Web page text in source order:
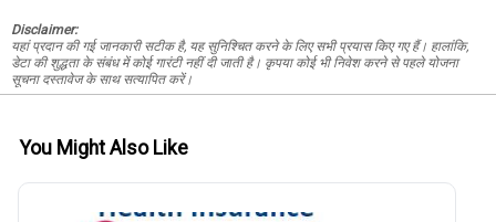
Disclaimer:
यहां प्रदान की गई जानकारी सटीक है, यह सुनिश्चित करने के लिए सभी प्रयास किए गए हैं। हालांकि,
डेटा की शुद्धता के संबंध में कोई गारंटी नहीं दी जाती है। कृपया कोई भी निवेश करने से पहले योजना
सूचना दस्तावेज के साथ सत्यापित करें।
You Might Also Like